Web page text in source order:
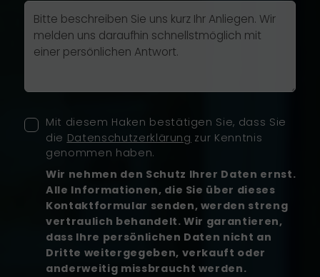
Mit diesem Haken bestätigen Sie, dass Sie
die Datenschutzerklärung zur Kenntnis
genommen haben.
Wir nehmen den Schutz Ihrer Daten ernst.
Alle Informationen, die Sie über dieses
Kontaktformular senden, werden streng
vertraulich behandelt. Wir garantieren,
dass Ihre persönlichen Daten nicht an
Dritte weitergegeben, verkauft oder
anderweitig missbraucht werden.